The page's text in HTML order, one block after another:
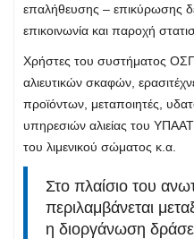
επαλήθευσης – επικύρωσης
επικοινωνία και παροχή
Χρήστες του συστήματος ΟΣΠΑ
αλιευτικών σκαφών,
προϊόντων, μεταποιητές,
υπηρεσιών αλιείας του
του λιμενικού σώματος κ.α.
Στο πλαίσιο του
περιλαμβάνεται
η διοργάνωση